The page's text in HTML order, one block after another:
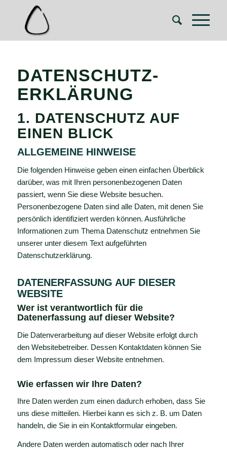
DATENSCHUTZ­
ERKLÄRUNG
1. DATENSCHUTZ AUF
EINEN BLICK
ALLGEMEINE HINWEISE
Die folgenden Hinweise geben einen einfachen Überblick
darüber, was mit Ihren personenbezogenen Daten
passiert, wenn Sie diese Website besuchen.
Personenbezogene Daten sind alle Daten, mit denen Sie
persönlich identifiziert werden können. Ausführliche
Informationen zum Thema Datenschutz entnehmen Sie
unserer unter diesem Text aufgeführten
Datenschutzerklärung.
DATENERFASSUNG AUF DIESER
WEBSITE
Wer ist verantwortlich für die
Datenerfassung auf dieser Website?
Die Datenverarbeitung auf dieser Website erfolgt durch
den Websitebetreiber. Dessen Kontaktdaten können Sie
dem Impressum dieser Website entnehmen.
Wie erfassen wir Ihre Daten?
Ihre Daten werden zum einen dadurch erhoben, dass Sie
uns diese mitteilen. Hierbei kann es sich z. B. um Daten
handeln, die Sie in ein Kontaktformular eingeben.
Andere Daten werden automatisch oder nach Ihrer